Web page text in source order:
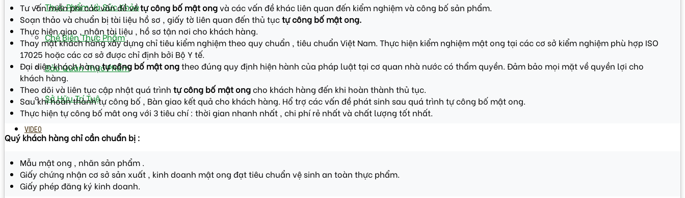
Thực Phẩm Và Sức Khỏe
Chế Biến Thực Phẩm
Bảo Quản Thực Phẩm
Sở Hữu Trí Tuệ
VIDEO
Tư vấn miễn phí các vấn đề vềtự công bố mật ongvà các vấn đề khác liên quan đến kiểm nghiệm và công bố sản phẩm.
Soạn thảo và chuẩn bị tài liệu hồ sơ , giấy tờ liên quan đến thủ tụctự công bố mật ong.
Thực hiện giao , nhận tài liệu , hồ sơ tận nơi cho khách hàng.
Thay mặt khách hàng xây dựng chỉ tiêu kiểm nghiệm theo quy chuẩn , tiêu chuẩn Việt Nam. Thực hiện kiểm nghiệm mật ong tại các cơ sở kiểm nghiệm phù hợp ISO
17025 hoặc các cơ sở được chỉ định bởi Bộ Y tế.
Đại diện khách hàngtự công bố mật ongtheo đúng quy định hiện hành của pháp luật tại cơ quan nhà nước có thẩm quyền. Đảm bảo mọi mặt về quyền lợi cho
khách hàng.
Theo dõi và liên tục cập nhật quá trình tự công bố mật ongcho khách hàng đến khi hoàn thành thủ tục.
Sau khi hoàn thành tự công bố , Bàn giao kết quả cho khách hàng. Hổ trợ các vấn đề phát sinh sau quá trình tự công bố mật ong.
Thực hiện tự công bố mât ong với 3 tiêu chí : thời gian nhanh nhất , chi phí rẻ nhất và chất lượng tốt nhất.
Quý khách hàng chỉ cần chuẩn bị :
Mẫu mật ong , nhãn sản phẩm .
Giấy chứng nhận cơ sở sản xuất , kinh doanh mật ong đạt tiêu chuẩn vệ sinh an toàn thực phẩm.
Giấy phép đăng ký kinh doanh.